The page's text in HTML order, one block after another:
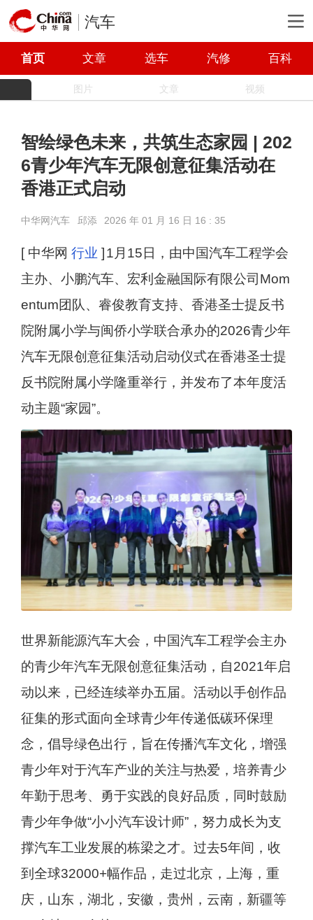
汽车
首页 文章 选车 汽修 百科
图片 文章 视频
智绘绿色未来，共筑生态家园 | 202
6青少年汽车无限创意征集活动在
香港正式启动
中华网汽车 邱添 2026 年 01 月 16 日 16 : 35
[ 中华网 行业 ] 1月15日，由中国汽车工程学会
主办、小鹏汽车、宏利金融国际有限公司Mom
entum团队、睿俊教育支持、香港圣士提反书
院附属小学与闽侨小学联合承办的2026青少年
汽车无限创意征集活动启动仪式在香港圣士提
反书院附属小学隆重举行，并发布了本年度活
动主题“家园”。
世界新能源汽车大会，中国汽车工程学会主办
的青少年汽车无限创意征集活动，自2021年启
动以来，已经连续举办五届。活动以手创作品
征集的形式面向全球青少年传递低碳环保理
念，倡导绿色出行，旨在传播汽车文化，增强
青少年对于汽车产业的关注与热爱，培养青少
年勤于思考、勇于实践的良好品质，同时鼓励
青少年争做“小小汽车设计师”，努力成长为支
撑汽车工业发展的栋梁之才。过去5年间，收
到全球32000+幅作品，走过北京，上海，重
庆，山东，湖北，安徽，贵州，云南，新疆等